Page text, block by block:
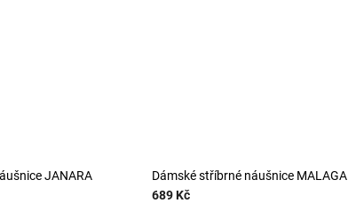
JANARA
Dámské stříbrné náušnice MALAGA
689 Kč